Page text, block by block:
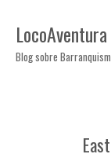
LocoAventura
Blog sobre